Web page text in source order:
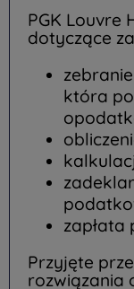
PGK Louvre
dotyczące
która
zapłata
Przyjęte
rozwiązania